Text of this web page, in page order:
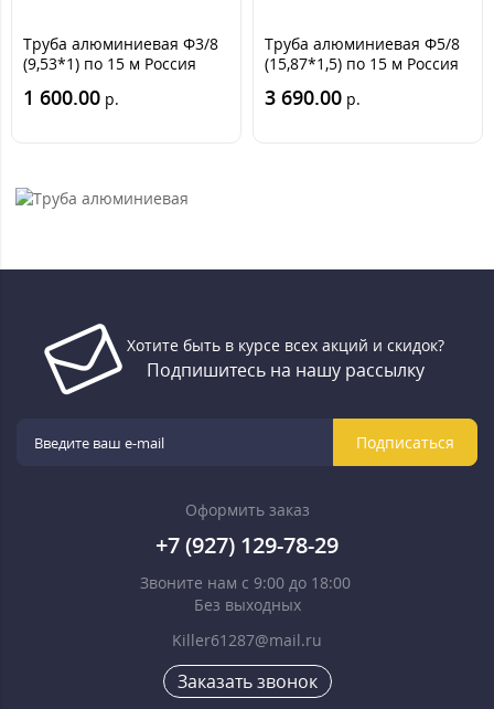
Труба алюминиевая Ф3/8
(9,53*1) по 15 м Россия
1 600.00 р.
Труба алюминиевая Ф5/8
(15,87*1,5) по 15 м Россия
3 690.00 р.
Хотите быть в курсе всех акций и скидок?
Подпишитесь на нашу рассылку
Подписаться
Оформить заказ
+7 (927) 129-78-29
Звоните нам с 9:00 до 18:00
Без выходных
Killer61287@mail.ru
Заказать звонок